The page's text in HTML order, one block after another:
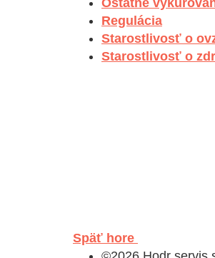
Ostatné
Regulácia
Starostlivosť o
Starostlivosť o
Späť hore